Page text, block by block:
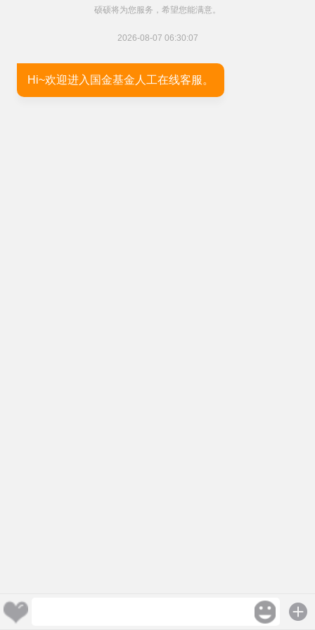
硕硕将为您服务，希望您能满意。
2026-08-07 06:30:07
Hi~欢迎进入国金基金人工在线客服。